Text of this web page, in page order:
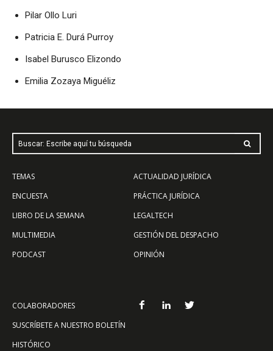
Pilar Ollo Luri
Patricia E. Durá Purroy
Isabel Burusco Elizondo
Emilia Zozaya Miguéliz
Buscar: Escribe aquí tu búsqueda
TEMAS
ENCUESTA
LIBRO DE LA SEMANA
MULTIMEDIA
PODCAST
ACTUALIDAD JURÍDICA
PRÁCTICA JURÍDICA
LEGALTECH
GESTIÓN DEL DESPACHO
OPINIÓN
COLABORADORES
SUSCRÍBETE A NUESTRO BOLETÍN
HISTÓRICO